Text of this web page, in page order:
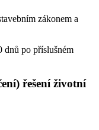
zákonem a
dnů po příslušném
řešení životní